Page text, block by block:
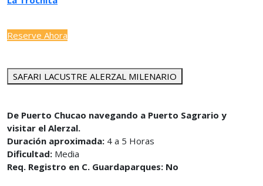
Reserve Ahora
SAFARI LACUSTRE ALERZAL MILENARIO
De Puerto Chucao navegando a Puerto Sagrario y
visitar el Alerzal.
Duración aproximada: 4 a 5 Horas
Dificultad: Media
Req. Registro en C. Guardaparques: No